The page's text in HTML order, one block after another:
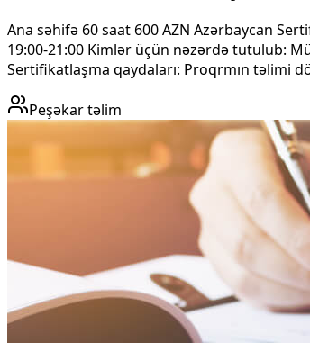
Ana səhifə 60 saat 600 AZN Azərbaycan
19:00-21:00 Kimlər üçün nəzərdə tutulub:
Sertifikatlaşma qaydaları: Proqrmın təlimi
Peşəkar təlim